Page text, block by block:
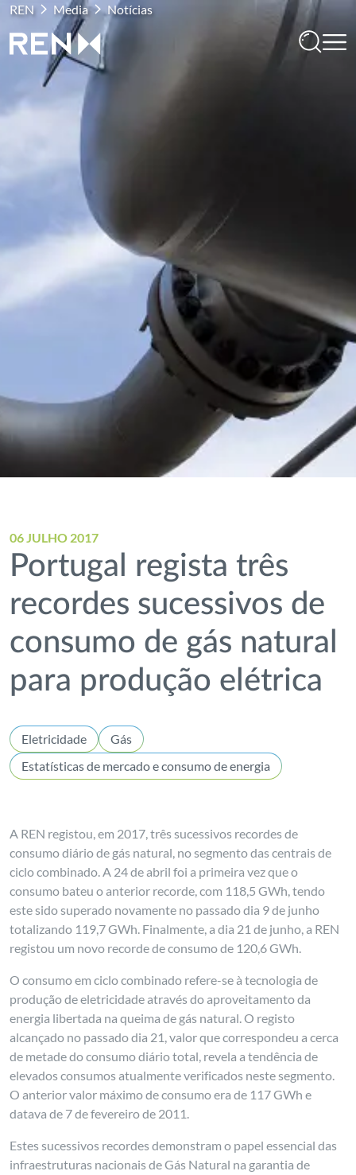
REN Media Notícias
06 JULHO 2017
Portugal regista três
recordes sucessivos de
consumo de gás natural
para produção elétrica
Eletricidade
Gás
Estatísticas de mercado e consumo de energia
A REN registou, em 2017, três sucessivos recordes de
consumo diário de gás natural, no segmento das centrais de
ciclo combinado. A 24 de abril foi a primeira vez que o
consumo bateu o anterior recorde, com 118,5 GWh, tendo
este sido superado novamente no passado dia 9 de junho
totalizando 119,7 GWh. Finalmente, a dia 21 de junho, a REN
registou um novo recorde de consumo de 120,6 GWh.
O consumo em ciclo combinado refere-se à tecnologia de
produção de eletricidade através do aproveitamento da
energia libertada na queima de gás natural. O registo
alcançado no passado dia 21, valor que correspondeu a cerca
de metade do consumo diário total, revela a tendência de
elevados consumos atualmente verificados neste segmento.
O anterior valor máximo de consumo era de 117 GWh e
datava de 7 de fevereiro de 2011.
Estes sucessivos recordes demonstram o papel essencial das
infraestruturas nacionais de Gás Natural na garantia de